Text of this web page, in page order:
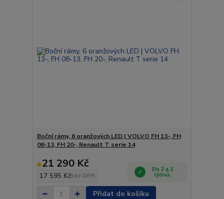
Boční rámy, 6 oranžových LED | VOLVO FH 13-, FH
08-13, FH 20-, Renault T serie 14
21 290 Kč
17 595 Kčbez DPH
Do 2 a 3
týdnů.
Přidat do košíku